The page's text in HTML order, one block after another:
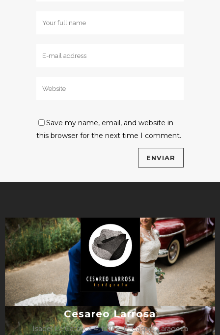
Save my name, email, and website in
this browser for the next time I comment.
Cesareo Larrosa
Isabel La Católica 4, bajos, 1º, Caspe, Zaragoza